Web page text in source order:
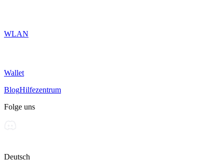
WLAN
Wallet
BlogHilfezentrum
Folge uns
Deutsch